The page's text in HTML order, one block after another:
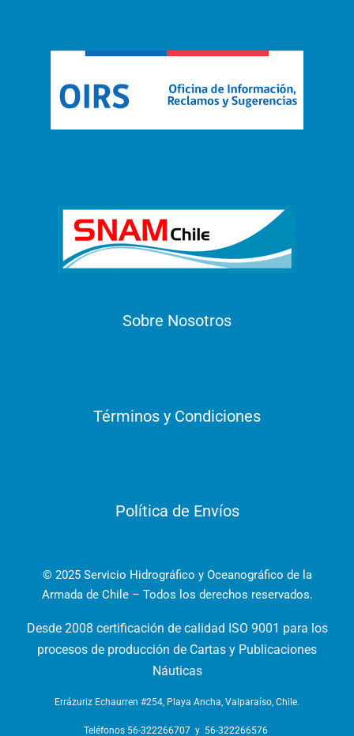
Sobre Nosotros
Términos y Condiciones
Política de Envíos
© 2025 Servicio Hidrográfico y Oceanográfico de la
Armada de Chile – Todos los derechos reservados.
Desde 2008 certificación de calidad ISO 9001 para los
procesos de producción de Cartas y Publicaciones
Náuticas
Errázuriz Echaurren #254, Playa Ancha, Valparaíso, Chile.
Teléfonos 56-322266707 y 56-322266576